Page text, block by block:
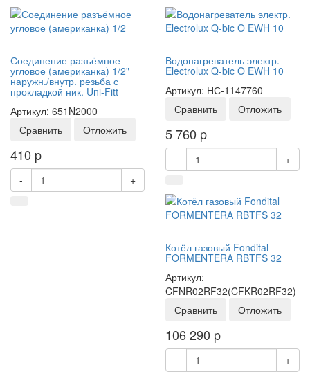
Соединение разъёмное
угловое (американка) 1/2"
наружн./внутр. резьба с
прокладкой ник. Uni-Fitt
Артикул: 651N2000
Сравнить
Отложить
410 p
- +
Водонагреватель электр.
Electrolux Q-bic O EWH 10
Артикул: НС-1147760
Сравнить
Отложить
5 760 p
- +
Котёл газовый Fondital
FORMENTERA RBTFS 32
Артикул:
CFNR02RF32(CFKR02RF32)
Сравнить
Отложить
106 290 p
- +